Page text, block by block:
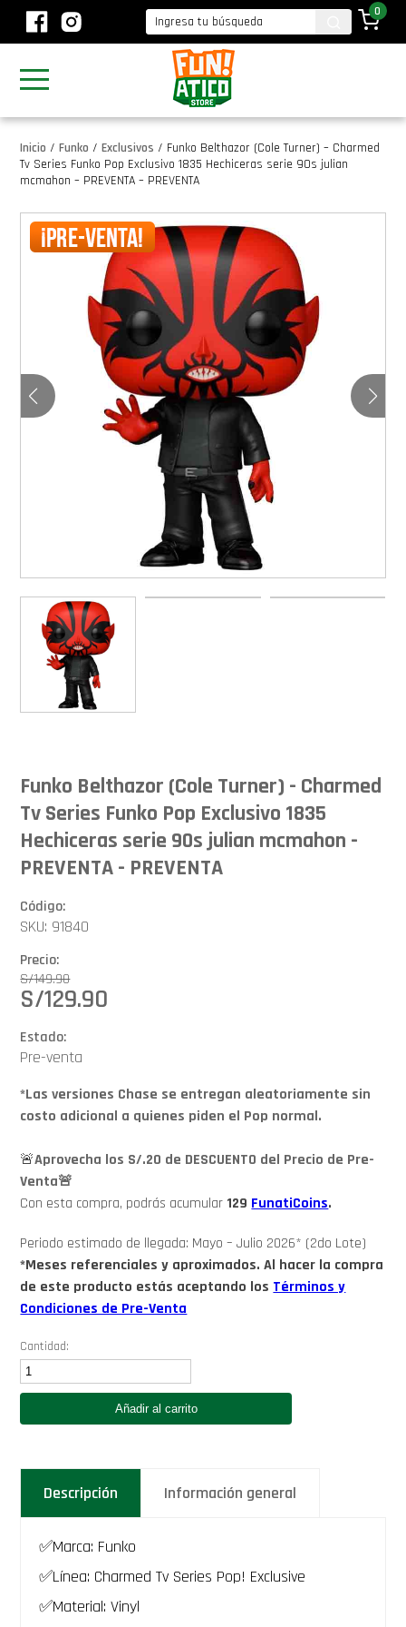
0
Inicio / Funko / Exclusivos / Funko Belthazor (Cole Turner) – Charmed
Tv Series Funko Pop Exclusivo 1835 Hechiceras serie 90s julian
mcmahon – PREVENTA – PREVENTA
Funko Belthazor (Cole Turner) - Charmed
Tv Series Funko Pop Exclusivo 1835
Hechiceras serie 90s julian mcmahon -
PREVENTA - PREVENTA
Código:
SKU: 91840
Precio:
S/149.90
S/129.90
Estado:
Pre-venta
*Las versiones Chase se entregan aleatoriamente sin
costo adicional a quienes piden el Pop normal.
🚨Aprovecha los S/.20 de DESCUENTO del Precio de Pre-
Venta🚨
Con esta compra, podrás acumular 129 FunatiCoins.
Periodo estimado de llegada: Mayo – Julio 2026* (2do Lote)
*Meses referenciales y aproximados. Al hacer la compra
de este producto estás aceptando los Términos y
Condiciones de Pre-Venta
Cantidad:
Funko
Belthazor
(Cole
-
Funko
1835
Hechiceras
serie
julian
Añadir al carrito
Descripción Información general
✅Marca: Funko
✅Línea: Charmed Tv Series Pop! Exclusive
✅Material: Vinyl